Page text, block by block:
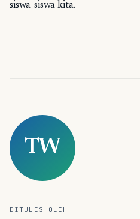
siswa-siswa kita.
TW
DITULIS OLEH